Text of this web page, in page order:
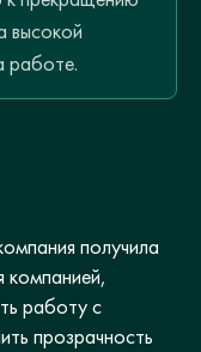
высокой
работе.
получила
компанией,
работу с
прозрачность